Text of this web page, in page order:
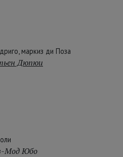
маркиз ди Поза
Дюпюи
Мод Юбо